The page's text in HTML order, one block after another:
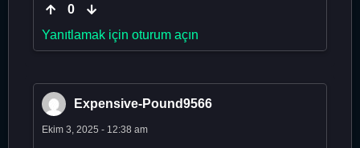
0
Yanıtlamak için oturum açın
Expensive-Pound9566
Ekim 3, 2025 - 12:38 am